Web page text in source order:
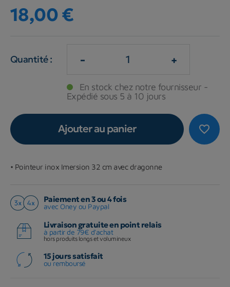
18,00 €
Quantité : - +
En stock chez notre fournisseur -
Expédié sous 5 à 10 jours
favorite_border
Ajouter au panier
• Pointeur inox Imersion 32 cm avec dragonne
Paiement en 3 ou 4 fois
avec Oney ou Paypal
Livraison gratuite en point relais
à partir de 79€ d'achat
hors produits longs et volumineux
15 jours satisfait
ou remboursé